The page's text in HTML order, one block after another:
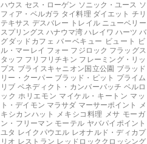
ハウス セス・ローゲン ソニック・ユース ソ
フィア・ベルガラ タイ料理 ダイエット チリ
テキサス デスバレー トレイル ニューベリー
スプリングス ハナウマ湾 ハレイワ ハーツ バ
グダッドカフェ バーベキュー ビュート
ビ
ル・マーレイ フォー フジロック フラッグス
タッフ フリフリチキン フレーミング・リッ
プス ブライスキャニオン国立公園 ブラッド
リー・クーパー ブラッド・ピット
プライム
リブ ベネディクト・カンバーバッチ ベルロ
ック ホリエモン マイケル・キートン マッ
ト・デイモン マラサダ マーサーポイント
メ
キシカンハット
メキシコ料理 メサ モーガ
ン・フリーマン モーテル ヤバパイポイント
ユタ
レイクパウエル レオナルド・ディカプ
リオ レストラン レッドロッククロッシング